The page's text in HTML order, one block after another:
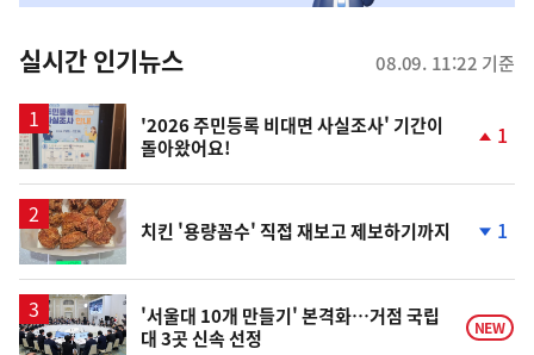
뉴
스
실시간 인기뉴스 08.09. 11:22 기준
'2026 주민등록 비대면 사실조사' 기간이
돌아왔어요!
계
1
치킨 '용량꼼수' 직접 재보고 제보하기까지
계
락
1
'서울대 10개 만들기' 본격화…거점 국립
대 3곳 신속 선정
NEW